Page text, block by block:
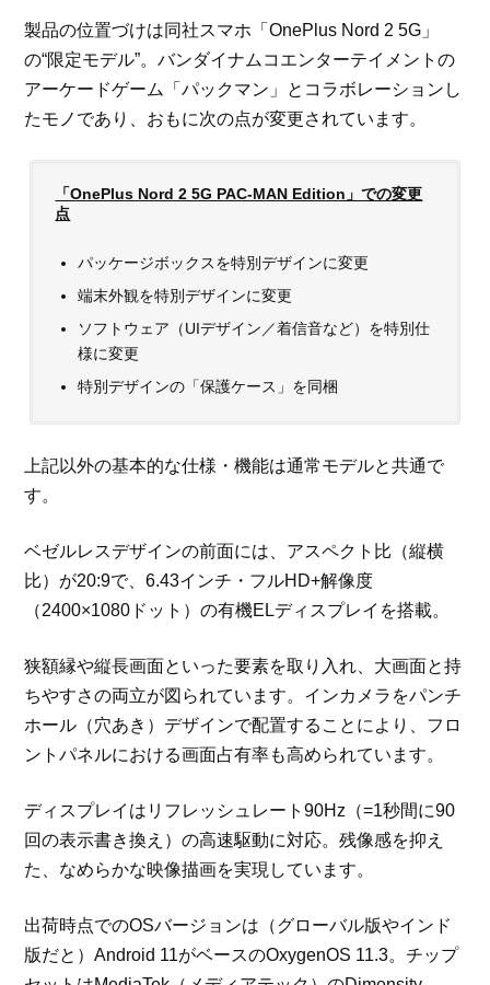
製品の位置づけは同社スマホ「OnePlus Nord 2 5G」
の“限定モデル”。バンダイナムコエンターテイメントの
アーケードゲーム「パックマン」とコラボレーションし
たモノであり、おもに次の点が変更されています。
「OnePlus Nord 2 5G PAC-MAN Edition」での変更
点
パッケージボックスを特別デザインに変更
端末外観を特別デザインに変更
ソフトウェア（UIデザイン／着信音など）を特別仕
様に変更
特別デザインの「保護ケース」を同梱
上記以外の基本的な仕様・機能は通常モデルと共通で
す。
ベゼルレスデザインの前面には、アスペクト比（縦横
比）が20:9で、6.43インチ・フルHD+解像度
（2400×1080ドット）の有機ELディスプレイを搭載。
狭額縁や縦長画面といった要素を取り入れ、大画面と持
ちやすさの両立が図られています。インカメラをパンチ
ホール（穴あき）デザインで配置することにより、フロ
ントパネルにおける画面占有率も高められています。
ディスプレイはリフレッシュレート90Hz（=1秒間に90
回の表示書き換え）の高速駆動に対応。残像感を抑え
た、なめらかな映像描画を実現しています。
出荷時点でのOSバージョンは（グローバル版やインド
版だと）Android 11がベースのOxygenOS 11.3。チップ